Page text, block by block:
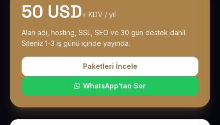
50 USD+ KDV / yıl
Alan adı, hosting, SSL, SEO ve 30 gün destek dahil.
Siteniz 1-3 iş günü içinde yayında.
Paketleri İncele
WhatsApp'tan Sor